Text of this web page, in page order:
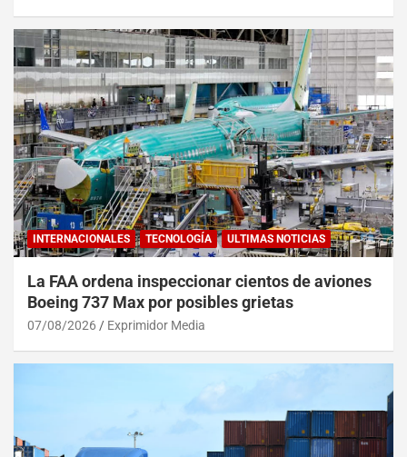
INTERNACIONALES TECNOLOGÍA ULTIMAS NOTICIAS
La FAA ordena inspeccionar cientos de aviones
Boeing 737 Max por posibles grietas
07/08/2026 Exprimidor Media